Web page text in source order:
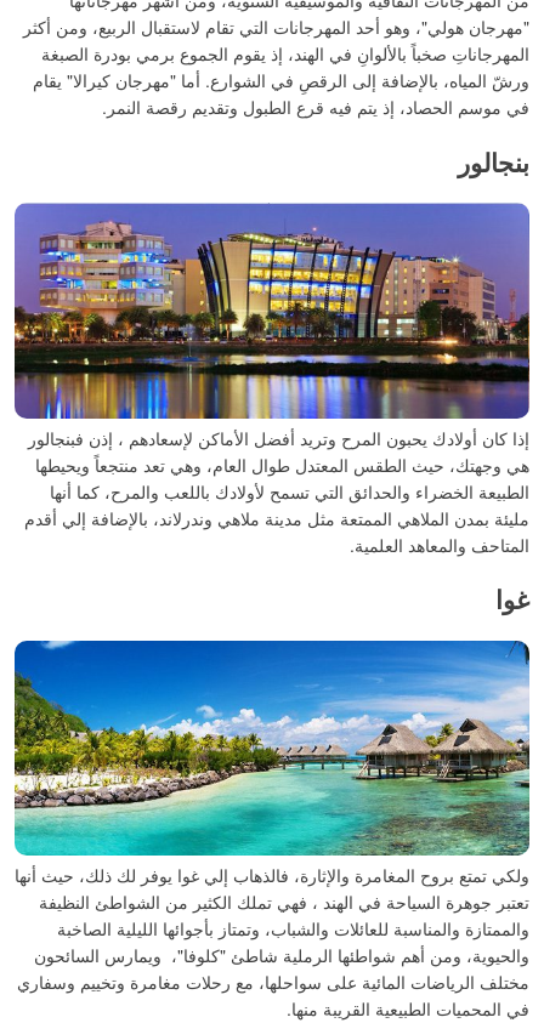
"مهرجان هولي"، وهو أحد المهرجانات التي تقام لاستقبال الربيع، ومن أكثر
المهرجاناتِ صخباً بالألوانِ في الهند، إذ يقوم الجموع برمي بودرة الصبغة
ورشّ المياه، بالإضافة إلى الرقصِ في الشوارع. أما "مهرجان كيرالا" يقام
في موسم الحصاد، إذ يتم فيه قرع الطبول وتقديم رقصة النمر.
بنجالور
إذا كان أولادك يحبون المرح وتريد أفضل الأماكن لإسعادهم ، إذن فبنجالور
هي وجهتك، حيث الطقس المعتدل طوال العام، وهي تعد منتجعاً ويحيطها
الطبيعة الخضراء والحدائق التي تسمح لأولادك باللعب والمرح، كما أنها
مليئة بمدن الملاهي الممتعة مثل مدينة ملاهي وندرلاند، بالإضافة إلي أقدم
المتاحف والمعاهد العلمية.
غوا
ولكي تمتع بروح المغامرة والإثارة، فالذهاب إلي غوا يوفر لك ذلك، حيث أنها
تعتبر جوهرة السياحة في الهند ، فهي تملك الكثير من الشواطئ النظيفة
والممتازة والمناسبة للعائلات والشباب، وتمتاز بأجوائها الليلية الصاخبة
والحيوية، ومن أهم شواطئها الرملية شاطئ "كلوفا"، ويمارس السائحون
مختلف الرياضات المائية على سواحلها، مع رحلات مغامرة وتخييم وسفاري
في المحميات الطبيعية القريبة منها.